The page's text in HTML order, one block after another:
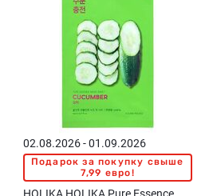
02.08.2026 - 01.09.2026
Подарок за покупку свыше
7,99 евро!
HOLIKA HOLIKA Pure Essence